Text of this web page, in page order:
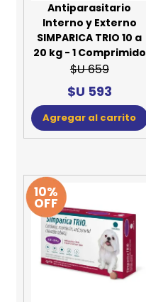
Antiparasitario
Interno y Externo
SIMPARICA TRIO 10 a
20 kg - 1 Comprimido
$U 659
$U 593
Agregar al carrito
10%
OFF